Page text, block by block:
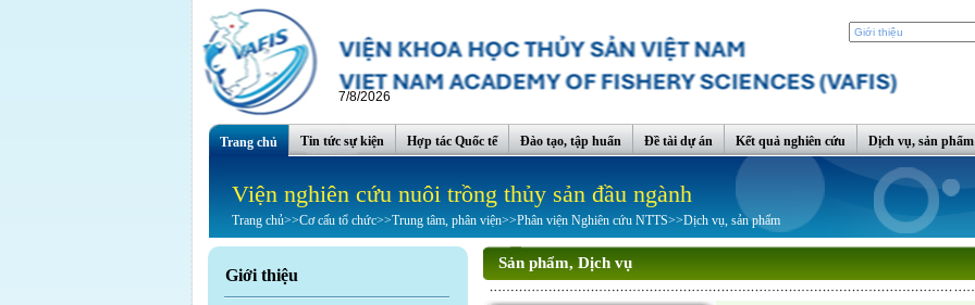
7/8/2026
Trang chủ Tin tức sự kiện Hợp tác Quốc tế Đào tạo, tập huấn Đề tài dự án Kết quả nghiên cứu Dịch vụ, sản phẩm
Viện nghiên cứu nuôi trồng thủy sản đầu ngành
Trang chủ>>Cơ cấu tổ chức>>Trung tâm, phân viện>>Phân viện Nghiên cứu NTTS>>Dịch vụ, sản phẩm
Giới thiệu
Sản phẩm, Dịch vụ